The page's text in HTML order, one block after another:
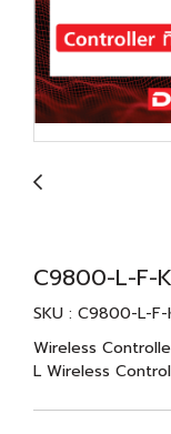
C9800-L-F-
SKU : C9800-L-F-
Wireless
L Wireless